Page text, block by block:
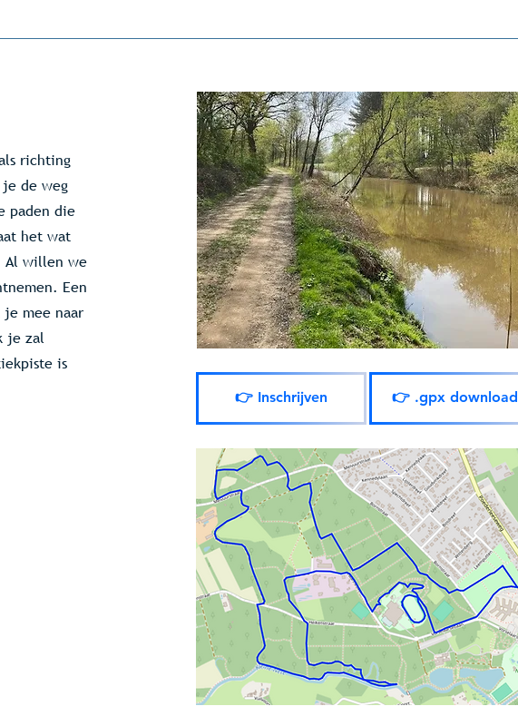
richting
de weg
paden die
het wat
Al willen we
Een
mee naar
je zal
is
👉 Inschrijven 👉 .gpx download